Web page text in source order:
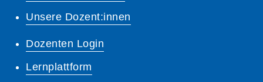
Unsere Dozent:innen
Dozenten Login
Lernplattform